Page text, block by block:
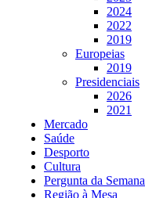
2024
2022
2019
Europeias
2019
Presidenciais
2026
2021
Mercado
Saúde
Desporto
Cultura
Pergunta da Semana
Região à Mesa